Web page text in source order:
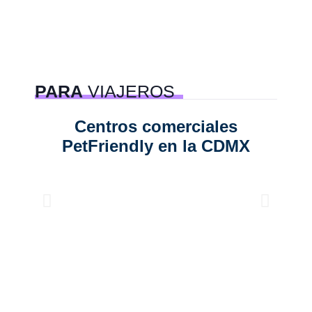
PARAVIAJEROS
Centros comerciales
PetFriendly en la CDMX